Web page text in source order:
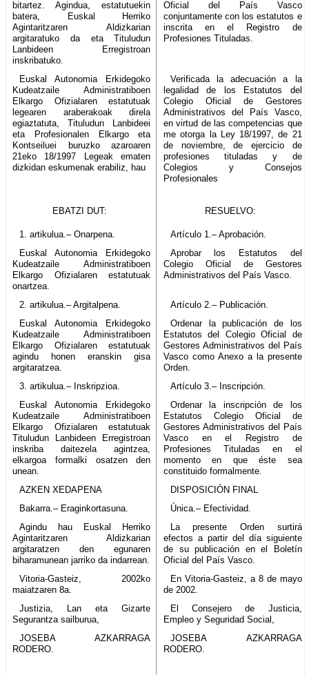
bitartez. Agindua, estatutuekin
batera, Euskal Herriko
Agintaritzaren Aldizkarian
argitaratuko da eta Tituludun
Lanbideen Erregistroan
inskribatuko.
Oficial del País Vasco
conjuntamente con los estatutos e
inscrita en el Registro de
Profesiones Tituladas.
Euskal Autonomia Erkidegoko
Kudeatzaile Administratiboen
Elkargo Ofizialaren estatutuak
legearen araberakoak direla
egiaztatuta, Tituludun Lanbideei
eta Profesionalen Elkargo eta
Kontseiluei buruzko azaroaren
21eko 18/1997 Legeak ematen
dizkidan eskumenak erabiliz, hau
Verificada la adecuación a la
legalidad de los Estatutos del
Colegio Oficial de Gestores
Administrativos del País Vasco,
en virtud de las competencias que
me otorga la Ley 18/1997, de 21
de noviembre, de ejercicio de
profesiones tituladas y de
Colegios y Consejos
Profesionales
EBATZI DUT: RESUELVO:
1. artikulua.– Onarpena.
Artículo 1.– Aprobación.
Euskal Autonomia Erkidegoko
Kudeatzaile Administratiboen
Elkargo Ofizialaren estatutuak
onartzea.
Aprobar los Estatutos del
Colegio Oficial de Gestores
Administrativos del País Vasco.
2. artikulua.– Argitalpena.
Artículo 2.– Publicación.
Euskal Autonomia Erkidegoko
Kudeatzaile Administratiboen
Elkargo Ofizialaren estatutuak
agindu honen eranskin gisa
argitaratzea.
Ordenar la publicación de los
Estatutos del Colegio Oficial de
Gestores Administrativos del País
Vasco como Anexo a la presente
Orden.
3. artikulua.– Inskripzioa.
Artículo 3.– Inscripción.
Euskal Autonomia Erkidegoko
Kudeatzaile Administratiboen
Elkargo Ofizialaren estatutuak
Tituludun Lanbideen Erregistroan
inskriba daitezela agintzea,
elkargoa formalki osatzen den
unean.
Ordenar la inscripción de los
Estatutos Colegio Oficial de
Gestores Administrativos del País
Vasco en el Registro de
Profesiones Tituladas en el
momento en que éste sea
constituido formalmente.
AZKEN XEDAPENA
DISPOSICIÓN FINAL
Bakarra.– Eraginkortasuna.
Única.– Efectividad.
Agindu hau Euskal Herriko
Agintaritzaren Aldizkarian
argitaratzen den egunaren
biharamunean jarriko da indarrean.
La presente Orden surtirá
efectos a partir del día siguiente
de su publicación en el Boletín
Oficial del País Vasco.
Vitoria-Gasteiz, 2002ko
maiatzaren 8a.
En Vitoria-Gasteiz, a 8 de mayo
de 2002.
Justizia, Lan eta Gizarte
Segurantza sailburua,
El Consejero de Justicia,
Empleo y Seguridad Social,
JOSEBA AZKARRAGA
RODERO.
JOSEBA AZKARRAGA
RODERO.